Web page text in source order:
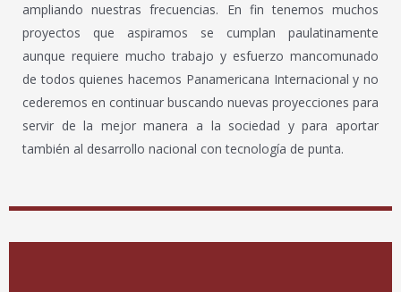
ampliando nuestras frecuencias. En fin tenemos muchos
proyectos que aspiramos se cumplan paulatinamente
aunque requiere mucho trabajo y esfuerzo mancomunado
de todos quienes hacemos Panamericana Internacional y no
cederemos en continuar buscando nuevas proyecciones para
servir de la mejor manera a la sociedad y para aportar
también al desarrollo nacional con tecnología de punta.